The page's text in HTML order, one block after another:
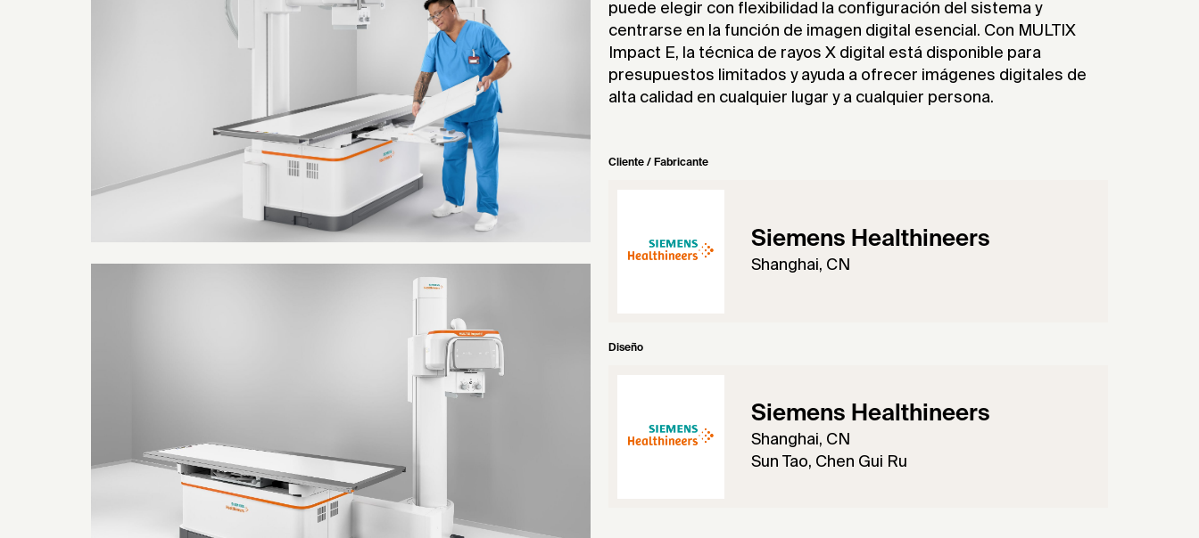
puede elegir con flexibilidad la configuración del sistema y
centrarse en la función de imagen digital esencial. Con MULTIX
Impact E, la técnica de rayos X digital está disponible para
presupuestos limitados y ayuda a ofrecer imágenes digitales de
alta calidad en cualquier lugar y a cualquier persona.
Cliente / Fabricante
Siemens Healthineers
Shanghai, CN
Diseño
Siemens Healthineers
Shanghai, CN
Sun Tao, Chen Gui Ru